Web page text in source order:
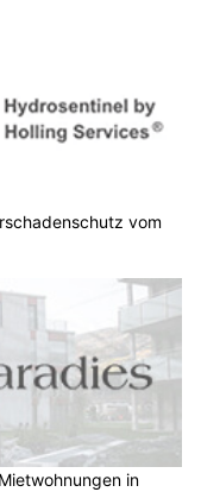
vom
in